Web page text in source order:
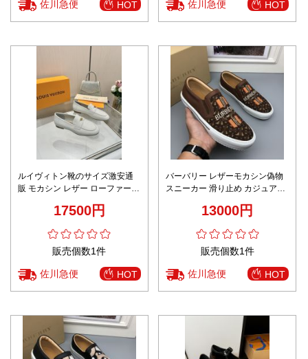
佐川急便 HOT 佐川急便 HOT
ルイヴィトン靴のサイズ激安通
販 モカシン レザー ローファー
ネス ホワイト17500円
販売個数1件
佐川急便 HOT
バーバリー レザーモカシン偽物
スニーカー 滑り止め カジュアル
13000円
販売個数1件
佐川急便 HOT